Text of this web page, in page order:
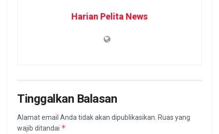
Harian Pelita News
Tinggalkan Balasan
Alamat email Anda tidak akan dipublikasikan. Ruas yang
wajib ditandai *